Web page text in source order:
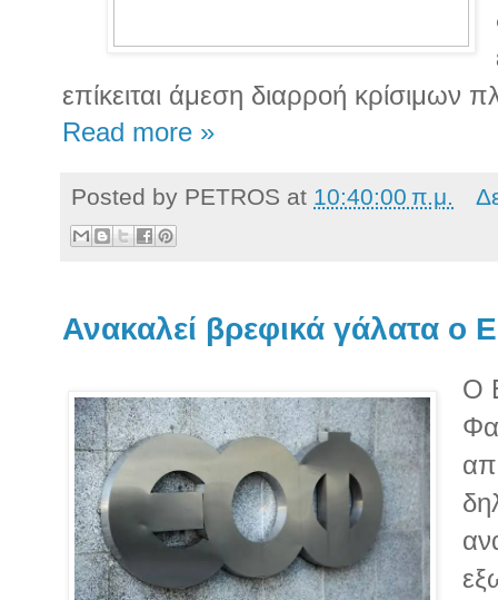
επίκειται άμεση διαρροή κρίσιμων
Read more »
Posted by PETROS at 10:40:00 π.μ.
Ανακαλεί βρεφικά γάλατα ο
Ο